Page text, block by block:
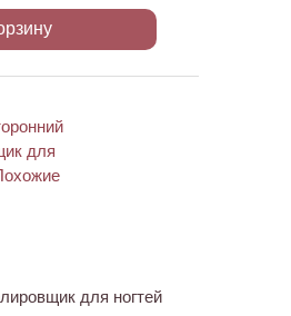
для ногтей